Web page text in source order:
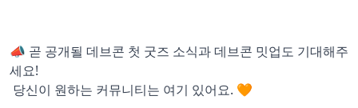
📣 곧 공개될 데브콘 첫 굿즈 소식과 데브콘 밋업도 기대해주
세요!
당신이 원하는 커뮤니티는 여기 있어요. 🧡